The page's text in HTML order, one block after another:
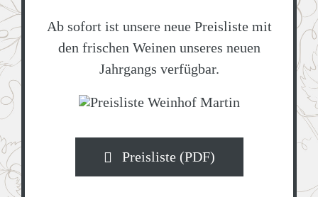
Ab sofort ist unsere neue Preisliste mit
den frischen Weinen unseres neuen
Jahrgangs verfügbar.
Preisliste (PDF)